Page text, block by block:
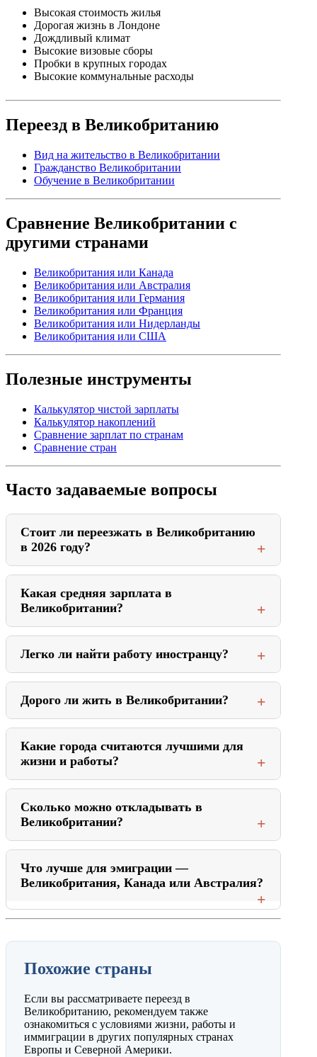
Высокая стоимость жилья
Дорогая жизнь в Лондоне
Дождливый климат
Высокие визовые сборы
Пробки в крупных городах
Высокие коммунальные расходы
Переезд в Великобританию
Вид на жительство в Великобритании
Гражданство Великобритании
Обучение в Великобритании
Сравнение Великобритании с
другими странами
Великобритания или Канада
Великобритания или Австралия
Великобритания или Германия
Великобритания или Франция
Великобритания или Нидерланды
Великобритания или США
Полезные инструменты
Калькулятор чистой зарплаты
Калькулятор накоплений
Сравнение зарплат по странам
Сравнение стран
Часто задаваемые вопросы
Стоит ли переезжать в Великобританию
в 2026 году?
Какая средняя зарплата в
Великобритании?
Легко ли найти работу иностранцу?
Дорого ли жить в Великобритании?
Какие города считаются лучшими для
жизни и работы?
Сколько можно откладывать в
Великобритании?
Что лучше для эмиграции —
Великобритания, Канада или Австралия?
Похожие страны
Если вы рассматриваете переезд в
Великобританию, рекомендуем также
ознакомиться с условиями жизни, работы и
иммиграции в других популярных странах
Европы и Северной Америки.